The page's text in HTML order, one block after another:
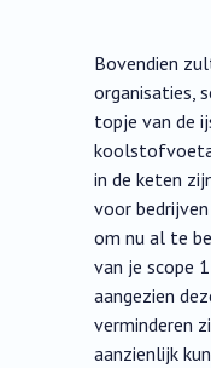
Bovendien
organisaties,
topje van de
in de keten
voor
om nu al te
van je scope
aangezien
verminderen
aanzienlijk